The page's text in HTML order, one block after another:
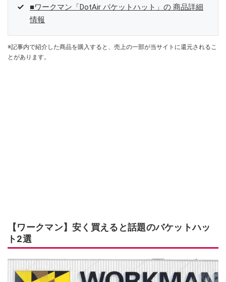
■ワークマン「DotAir バケットハット」の 商品詳細
情報
※記事内で紹介した商品を購入すると、売上の一部が当サイトに還元されるこ
とがあります。
【ワークマン】安く買えると話題のバケットハッ
ト2選